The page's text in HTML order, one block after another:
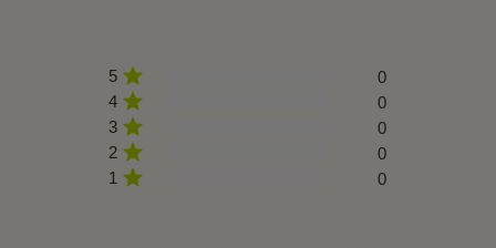
5
0
4
0
3
0
2
0
1
0